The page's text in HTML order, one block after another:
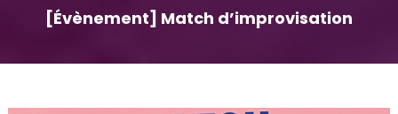
[Évènement] Match d’improvisation